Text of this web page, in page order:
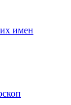
имен